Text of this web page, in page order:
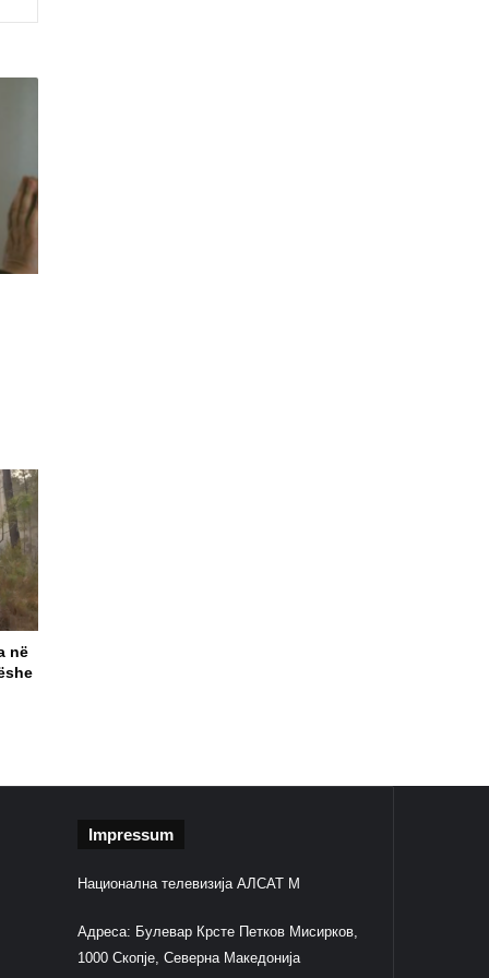
në
Impressum
Национална телевизија АЛСАТ М
Адреса: Булевар Крсте Петков Мисирков,
1000 Скопје, Северна Македонија